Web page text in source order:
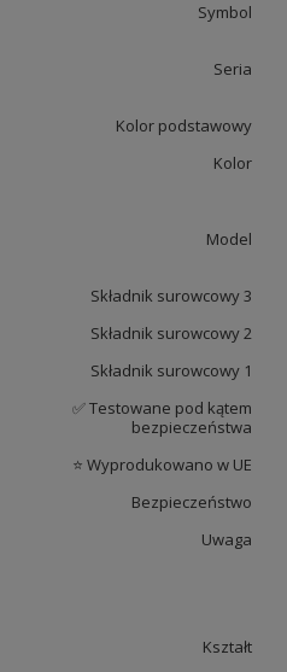
Symbol
Seria
Kolor podstawowy
Kolor
Model
Składnik surowcowy 3
Składnik surowcowy 2
Składnik surowcowy 1
✅ Testowane pod kątem
bezpieczeństwa
⭐ Wyprodukowano w UE
Bezpieczeństwo
Uwaga
Kształt